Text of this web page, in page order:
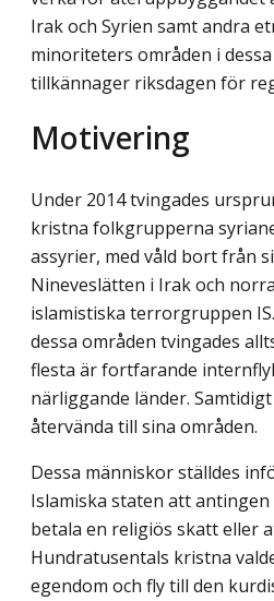
Irak och Syrien samt andra
minoriteters områden i
tillkännager riksdagen för
Motivering
Under 2014 tvingades
kristna folkgrupperna
assyrier, med våld bort från
Nineveslätten i Irak och
islamistiska terrorgruppen
dessa områden tvingades
flesta är fortfarande
närliggande länder.
återvända till sina områden.
Dessa människor ställdes
Islamiska staten att
betala en religiös skatt eller
Hundratusentals kristna
egendom och fly till den